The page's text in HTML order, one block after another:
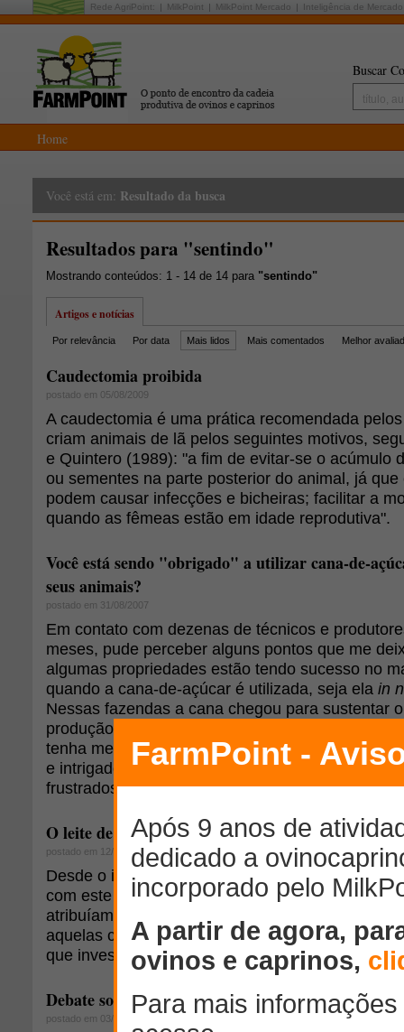
Rede AgriPoint: MilkPoint MilkPoint Mercado Inteligência de Mercado
Buscar
Home
Você está em: Resultado da busca
Resultados para "sentindo"
Mostrando conteúdos: 1 - 14 de 14 para "sentindo"
Artigos e notícias
Por relevância Por data Mais lidos Mais comentados Melhor
Caudectomia proibida
postado em 05/08/2009
A caudectomia é uma prática recomendada
criam animais de lã pelos seguintes motivos,
e Quintero (1989): "a fim de evitar-se o acúmulo
ou sementes na parte posterior do animal, já
podem causar infecções e bicheiras; facilitar a
quando as fêmeas estão em idade reprodutiva".
Você está sendo "obrigado" a utilizar cana-de-
seus animais?
postado em 31/08/2007
Em contato com dezenas de técnicos e
meses, pude perceber alguns pontos que me
algumas propriedades estão tendo sucesso no
quando a cana-de-açúcar é utilizada, seja ela in
Nessas fazendas a cana chegou para sustentar
produção de leite e carne, trazendo novo ânimo
tenha me empolgado por estes aspectos, fiquei
e intrigado com outros, pois alguns produtores
frustrados com o uso da cana. Portanto, vão
O leite de cabra - Capítulo 1
postado em 12/07/2007
Desde o início da minha criação de cabras em
com este animal e as qualidades de seu leite e
atribuíam tanto valor ao leite, por que ele era
aquelas crianças "minguadas"?. Eram tantos os
que investigar!
Debate sobre o setor no Fórum Internacional de
postado em 03/11/2009